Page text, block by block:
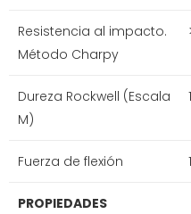
Resistencia al impacto.
Método Charpy
Dureza Rockwell (Escala
M)
Fuerza de flexión
PROPIEDADES